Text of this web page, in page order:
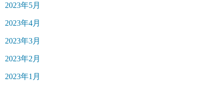
2023年5月
2023年4月
2023年3月
2023年2月
2023年1月